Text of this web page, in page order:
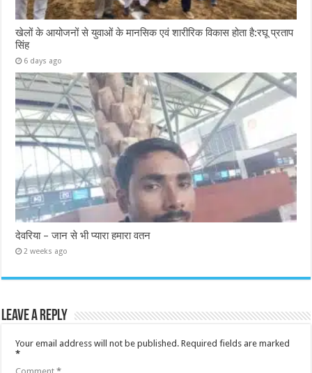
खेलों के आयोजनों से युवाओं के मानसिक एवं शारीरिक विकास होता है:रघू प्रताप
सिंह
6 days ago
देवरिया – जान से भी प्यारा हमारा वतन
2 weeks ago
Leave a Reply
Your email address will not be published. Required fields are marked
*